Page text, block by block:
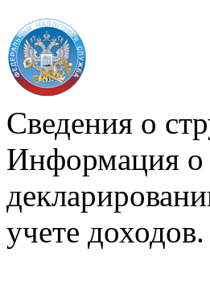
Сведения о
Информация о
учете доходов.